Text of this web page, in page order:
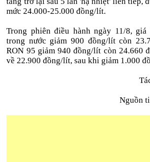
mức 24.000-25.000 đồng/lít.
Trong phiên điều hành ngày 11/8,
trong nước giảm 900 đồng/lít còn
RON 95 giảm 940 đồng/lít còn 24.660
về 22.900 đồng/lít, sau khi giảm 1.000
Nguồn